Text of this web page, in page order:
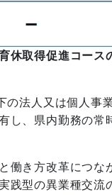
休取得促進コース
法人又は個人事
、県内勤務の常
き方改革につな
践型の異業種交流